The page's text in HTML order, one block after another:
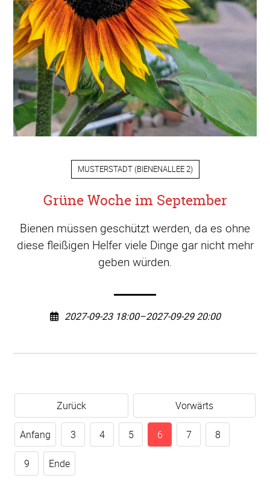
MUSTERSTADT(BIENENALLEE 2)
Grüne Woche im September
Bienen müssen geschützt werden, da es ohne
diese fleißigen Helfer viele Dinge gar nicht mehr
geben würden.
2027-09-23 18:00–2027-09-29 20:00
Zurück Vorwärts
Anfang 3 4 5 6 7 8
9 Ende